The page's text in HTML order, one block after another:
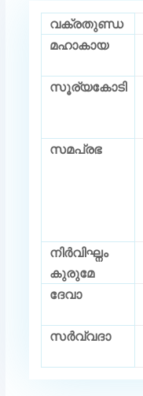
വക്രതുണ്ഡ
മഹാകായ
സൂര്യകോടി
സമപ്രഭ
നിർവിഘ്നം
കുരുമേ
ദേവാ
സർവ്വദാ